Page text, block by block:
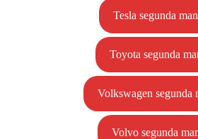
Tesla segunda
Toyota segunda
Volkswagen segunda
Volvo segunda